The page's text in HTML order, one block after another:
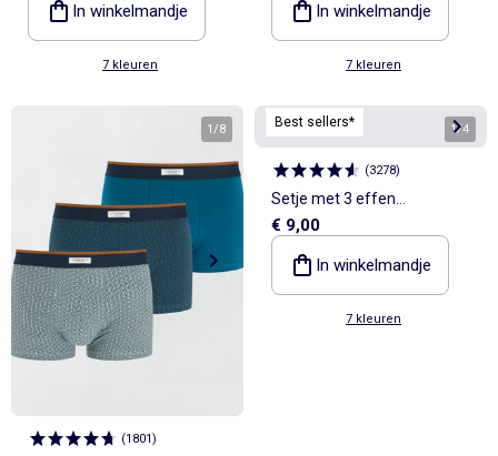
In winkelmandje
7 kleuren
In winkelmandje
7 kleuren
1/8
(1801)
Best sellers* 1/4
(3278)
Setje met 3 effen
boxershorts
€ 9,00
In winkelmandje
7 kleuren